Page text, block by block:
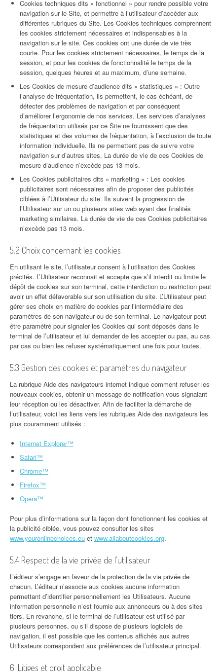
Cookies techniques dits « fonctionnel » pour rendre possible votre
navigation sur le Site, et permettre à l’utilisateur d’accéder aux
différentes rubriques du Site. Les Cookies techniques comprennent
les cookies strictement nécessaires et indispensables à la
navigation sur le site. Ces cookies ont une durée de vie très
courte. Pour les cookies strictement nécessaires, le temps de la
session, et pour les cookies de fonctionnalité le temps de la
session, quelques heures et au maximum, d’une semaine.
Les Cookies de mesure d’audience dits « statistiques » : Outre
l’analyse de fréquentation, ils permettent, le cas échéant, de
détecter des problèmes de navigation et par conséquent
d’améliorer l’ergonomie de nos services. Les services d’analyses
de fréquentation utilisés par ce Site ne fournissent que des
statistiques et des volumes de fréquentation, à l’exclusion de toute
information individuelle. Ils ne permettent pas de suivre votre
navigation sur d’autres sites. La durée de vie de ces Cookies de
mesure d’audience n’excède pas 13 mois.
Les Cookies publicitaires dits « marketing » : Les cookies
publicitaires sont nécessaires afin de proposer des publicités
ciblées à l’Utilisateur du site. Ils suivent la progression de
l’Utilisateur sur un ou plusieurs sites web ayant des finalités
marketing similaires. La durée de vie de ces Cookies publicitaires
n’excède pas 13 mois.
5.2 Choix concernant les cookies
En utilisant le site, l’utilisateur consent à l’utilisation des Cookies
précités. L’Utilisateur reconnait et accepte que s’il interdit ou limite le
dépôt de cookies sur son terminal, cette interdiction ou restriction peut
avoir un effet défavorable sur son utilisation du site. L’Utilisateur peut
gérer ses choix en matière de cookies par l’intermédiaire des
paramètres de son navigateur ou de son terminal. Le navigateur peut
être paramétré pour signaler les Cookies qui sont déposés dans le
terminal de l’utilisateur et lui demander de les accepter ou pas, au cas
par cas ou bien les refuser systématiquement une fois pour toutes.
5.3 Gestion des cookies et paramètres du navigateur
La rubrique Aide des navigateurs internet indique comment refuser les
nouveaux cookies, obtenir un message de notification vous signalant
leur réception ou les désactiver. Afin de faciliter la démarche de
l’utilisateur, voici les liens vers les rubriques Aide des navigateurs les
plus couramment utilisés :
Internet Explorer™
Safari™
Chrome™
Firefox™
Opera™
Pour plus d’informations sur la façon dont fonctionnent les cookies et
la publicité ciblée, vous pouvez consulter les sites
www.youronlinechoices.eu et www.allaboutcookies.org.
5.4 Respect de la vie privée de l’utilisateur
L’éditeur s’engage en faveur de la protection de la vie privée de
chacun. L’éditeur n’associe aux cookies aucune information
permettant d’identifier personnellement les Utilisateurs. Aucune
information personnelle n’est fournie aux annonceurs ou à des sites
tiers. En revanche, si le terminal de l’utilisateur est utilisé par
plusieurs personnes, ou s’il dispose de plusieurs logiciels de
navigation, il est possible que les contenus affichés aux autres
Utilisateurs correspondent aux préférences de l’utilisateur principal.
6. Litiges et droit applicable